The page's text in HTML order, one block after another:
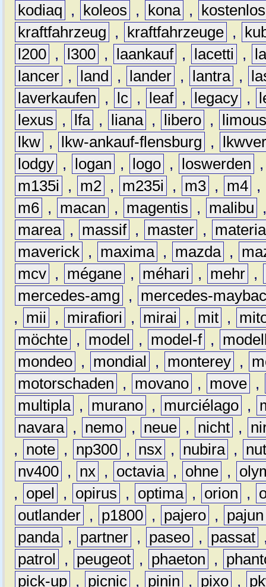
kodiaq
, koleos , kona ,
kostenlos
kraftfahrzeug
, kraftfahrzeuge ,
l200 , l300 , laankauf , lacetti ,
lancer , land , lander , lantra ,
laverkaufen
, lc , leaf , legacy ,
lexus
, lfa , liana , libero ,
lkw , lkw-ankauf-flensburg ,
lodgy , logan , logo , loswerden
m135i
, m2 , m235i , m3 , m4 ,
m6 , macan , magentis , malibu
marea , massif , master ,
materia
maverick , maxima , mazda ,
mcv , mégane , méhari , mehr ,
mercedes-amg
,
mercedes-
,
mii , mirafiori , mirai , mit ,
möchte , model , model-f ,
mondeo , mondial , monterey ,
motorschaden
, movano , move ,
multipla , murano , murciélago ,
navara , nemo , neue , nicht ,
,
note , np300 , nsx , nubira ,
nv400 , nx , octavia , ohne ,
,
opel , opirus , optima , orion ,
outlander , p1800 , pajero ,
pajun
panda , partner , paseo , passat
patrol
, peugeot , phaeton ,
pick-up , picnic , pinin , pixo ,